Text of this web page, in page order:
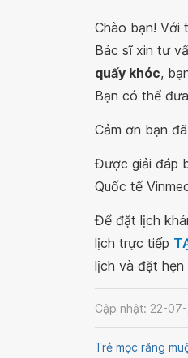
Chào bạn! Với
Bác sĩ xin tư
quấy khóc,
Bạn có thể
Cảm ơn bạn
Được giải đáp
Quốc tế
Để đặt lịch
lịch trực tiếp
lịch và đặt hẹn
Cập nhật: 22-
Trẻ mọc răng